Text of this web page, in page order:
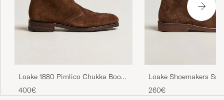
Loake 1880 Pimlico Chukka Boot
Brown Suede
400€
Loake Shoemakers
Chukka Dark Brown
260€